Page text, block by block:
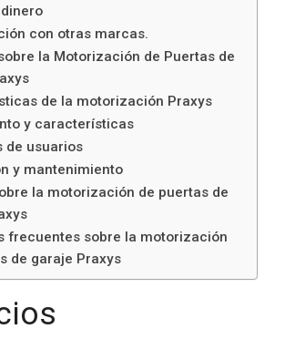
con otras marcas.
la Motorización de Puertas de
de la motorización Praxys
y características
de usuarios
y mantenimiento
la motorización de puertas de
frecuentes sobre la motorización
de garaje Praxys